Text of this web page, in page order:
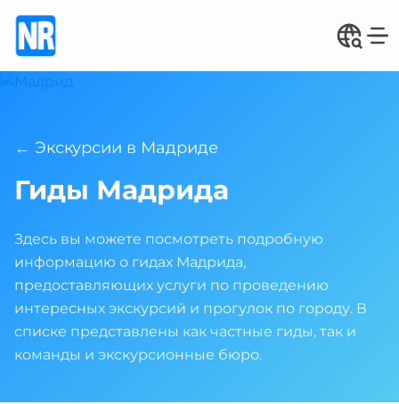
← Экскурсии в Мадриде
Гиды Мадрида
Здесь вы можете посмотреть подробную
информацию о гидах Мадрида,
предоставляющих услуги по проведению
интересных экскурсий и прогулок по городу. В
списке представлены как частные гиды, так и
команды и экскурсионные бюро.